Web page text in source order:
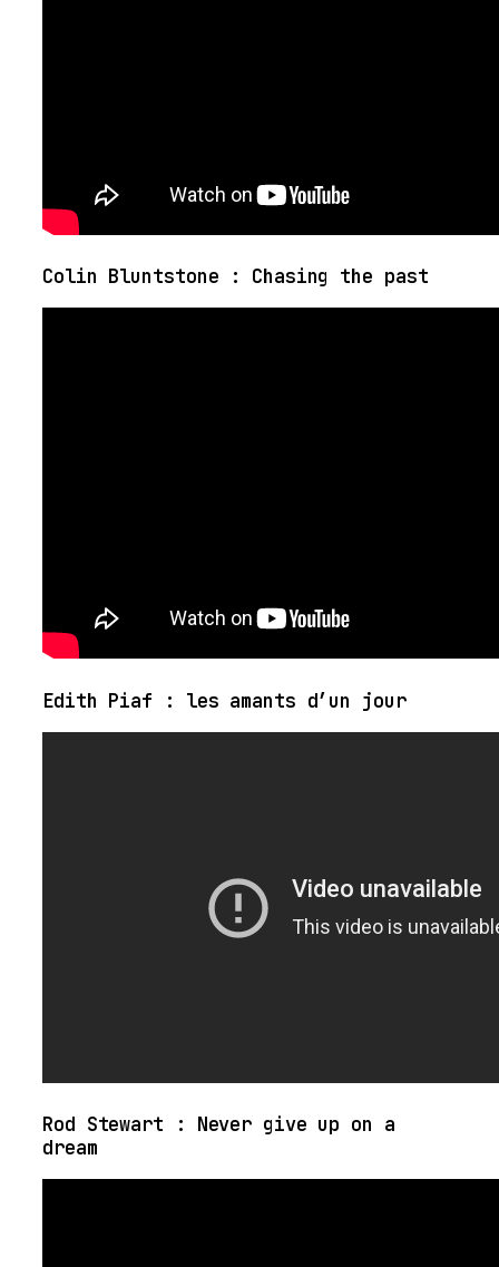
Colin Bluntstone : Chasing the past
Edith Piaf : les amants d’un jour
Rod Stewart : Never give up on a
dream